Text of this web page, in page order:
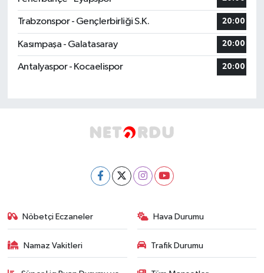
Trabzonspor - Gençlerbirliği S.K. 20:00
Kasımpaşa - Galatasaray 20:00
Antalyaspor - Kocaelispor 20:00
Nöbetçi Eczaneler Hava Durumu
Namaz Vakitleri Trafik Durumu